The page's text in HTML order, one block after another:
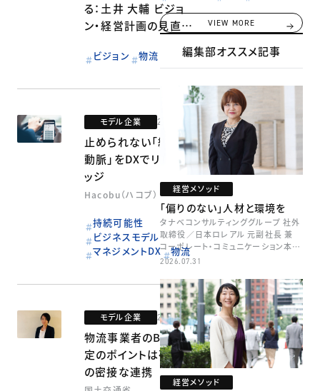
る：土井 大輔 ビジョ
ン・経営計画の見直し
ビジョン 物流
モデル企業 2020.07.31
止められない「経済の
動脈」をDXでリスクヘ
ッジ
Hacobu（ハコブ）
持続可能性
ビジネスモデル
マネジメントDX
物流
モデル企業 2020.07.31
物流事業者のBCP策
定のポイントは荷主と
の密接な連携
VIEW MORE
編集部オススメ記事
経営メソッド
「偏りのない」人材と環境を
タナベコンサルティンググループ 社外
取締役／日本ロレアル 元副社長 兼
コーポレート・コミュニケーション本部
本部長／キャリアコンサルタント 井村
2026.07.31
経営メソッド